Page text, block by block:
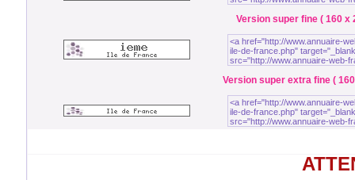
Version super fine ( 160 x
Version super extra fine (